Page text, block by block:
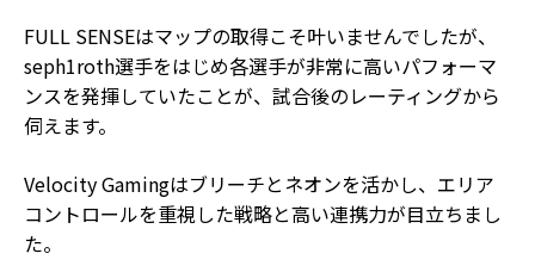
FULL SENSEはマップの取得こそ叶いませんでしたが、
seph1roth選手をはじめ各選手が非常に高いパフォーマ
ンスを発揮していたことが、試合後のレーティングから
伺えます。
Velocity Gamingはブリーチとネオンを活かし、エリア
コントロールを重視した戦略と高い連携力が目立ちまし
た。